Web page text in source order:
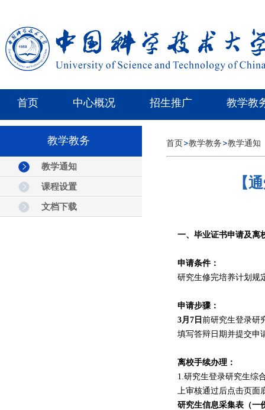
首页 中心概况 招生推广 教学教
教学教务
教学通知
课程设置
文档下载
首页 教学教务 教学通知
【
一、 毕业证书申请及离
申请条件：
研究生修完培养计划规
申请步骤：
3月7日 前研究生登录研
填写答辩日期并提交申
离校手续办理 ：
1.研究生登录研究生综
上审核通过后点击页面
研究生信息采集表（一